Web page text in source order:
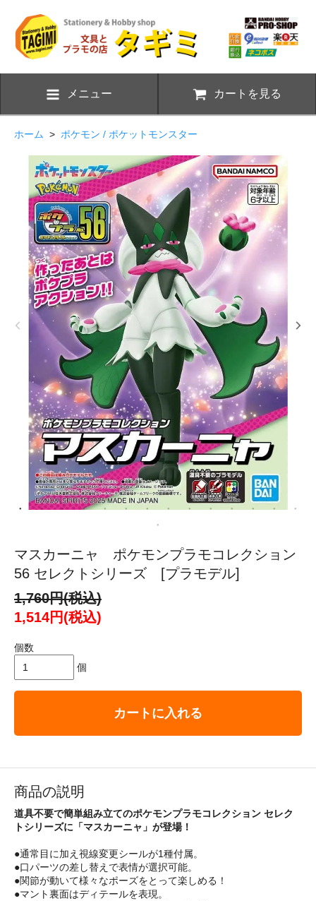
メニュー カートを見る
ホーム > ポケモン / ポケットモンスター
マスカーニャ ポケモンプラモコレクション
56 セレクトシリーズ [プラモデル]
1,760円(税込)
1,514円(税込)
個数
個
カートに入れる
商品の説明
道具不要で簡単組み立てのポケモンプラモコレクション セレク
トシリーズに「マスカーニャ」が登場！
●通常目に加え視線変更シールが1種付属。
●口パーツの差し替えで表情が選択可能。
●関節が動いて様々なポーズをとって楽しめる！
●マント裏面はディテールを表現。